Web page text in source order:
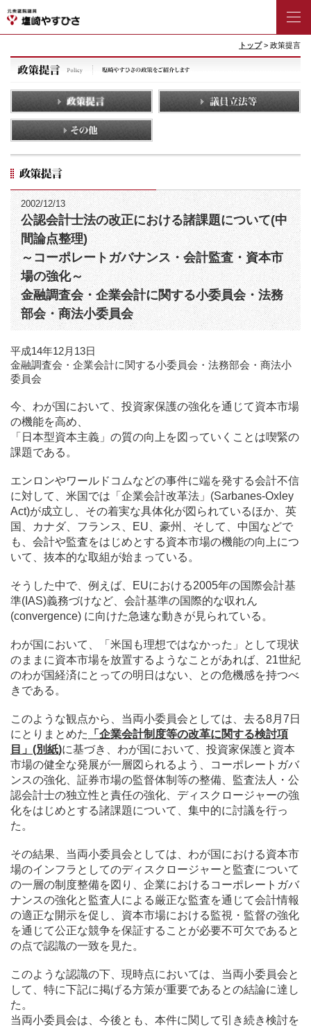
トップ> 政策提言
2002/12/13
公認会計士法の改正における諸課題について(中
間論点整理)
～コーポレートガバナンス・会計監査・資本市
場の強化～
金融調査会・企業会計に関する小委員会・法務
部会・商法小委員会
平成14年12月13日
金融調査会・企業会計に関する小委員会・法務部会・商法小
委員会
今、わが国において、投資家保護の強化を通じて資本市場
の機能を高め、
「日本型資本主義」の質の向上を図っていくことは喫緊の
課題である。
エンロンやワールドコムなどの事件に端を発する会計不信
に対して、米国では「企業会計改革法」(Sarbanes-Oxley
Act)が成立し、その着実な具体化が図られているほか、英
国、カナダ、フランス、EU、豪州、そして、中国などで
も、会計や監査をはじめとする資本市場の機能の向上につ
いて、抜本的な取組が始まっている。
そうした中で、例えば、EUにおける2005年の国際会計基
準(IAS)義務づけなど、会計基準の国際的な収れん
(convergence) に向けた急速な動きが見られている。
わが国において、「米国も理想ではなかった」として現状
のままに資本市場を放置するようなことがあれば、21世紀
のわが国経済にとっての明日はない、との危機感を持つべ
きである。
このような観点から、当両小委員会としては、去る8月7日
にとりまとめた
「企業会計制度等の改革に関する検討項
目」(別紙)に基づき、わが国において、投資家保護と資本
市場の健全な発展が一層図られるよう、コーポレートガバ
ンスの強化、証券市場の監督体制等の整備、監査法人・公
認会計士の独立性と責任の強化、ディスクロージャーの強
化をはじめとする諸課題について、集中的に討議を行っ
た。
その結果、当両小委員会としては、わが国における資本市
場のインフラとしてのディスクロージャーと監査について
の一層の制度整備を図り、企業におけるコーポレートガバ
ナンスの強化と監査人による厳正な監査を通じて会計情報
の適正な開示を促し、資本市場における監視・監督の強化
を通じて公正な競争を保証することが必要不可欠であると
の点で認識の一致を見た。
このような認識の下、現時点においては、当両小委員会と
して、特に下記に掲げる方策が重要であるとの結論に達し
た。
当両小委員会は、今後とも、本件に関して引き続き検討を